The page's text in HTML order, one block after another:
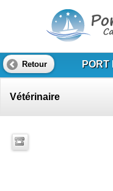
Retour
Vétérinaire